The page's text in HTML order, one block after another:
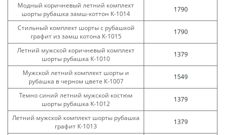
Модный коричневый летний комплект
шорты рубашка замш-коттон К-1014
1790
Стильный комплект шорты с рубашкой
графит из замш котона К-1015
1790
Летний мужской коричневый комплект
шорты рубашка К-1010
1379
Мужской летний комплект шорты и
рубашка в черном цвете К-1007
1549
Темно синий летний мужской костюм
шорты рубашка К-1012
1379
Летний мужской комплект шорты рубашка
графит К-1013
1379